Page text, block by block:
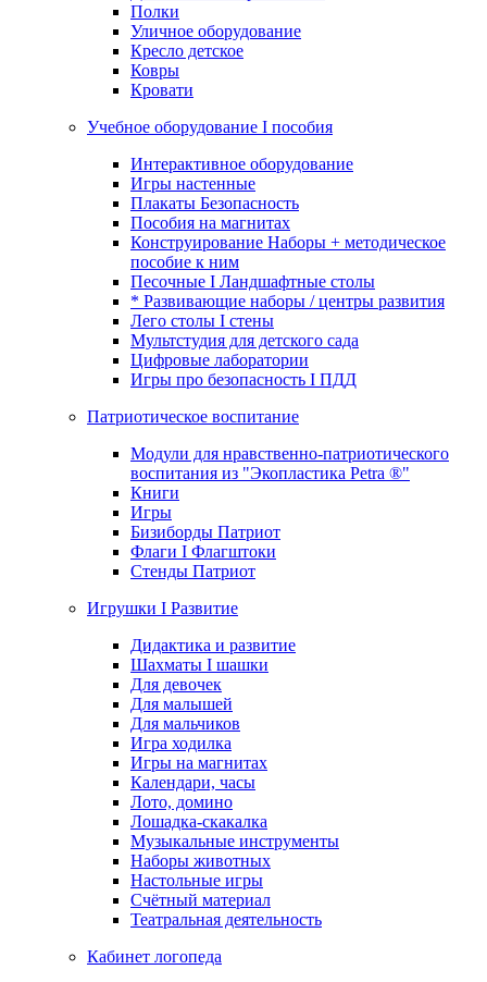
Полки
Уличное оборудование
Кресло детское
Ковры
Кровати
Учебное оборудование I пособия
Интерактивное оборудование
Игры настенные
Плакаты Безопасность
Пособия на магнитах
Конструирование Наборы + методическое
пособие к ним
Песочные I Ландшафтные столы
* Развивающие наборы / центры развития
Лего столы I стены
Мультстудия для детского сада
Цифровые лаборатории
Игры про безопасность I ПДД
Патриотическое воспитание
Модули для нравственно-патриотического
воспитания из "Экопластика Petra ®"
Книги
Игры
Бизиборды Патриот
Флаги I Флагштоки
Стенды Патриот
Игрушки I Развитие
Дидактика и развитие
Шахматы I шашки
Для девочек
Для малышей
Для мальчиков
Игра ходилка
Игры на магнитах
Календари, часы
Лото, домино
Лошадка-скакалка
Музыкальные инструменты
Наборы животных
Настольные игры
Счётный материал
Театральная деятельность
Кабинет логопеда